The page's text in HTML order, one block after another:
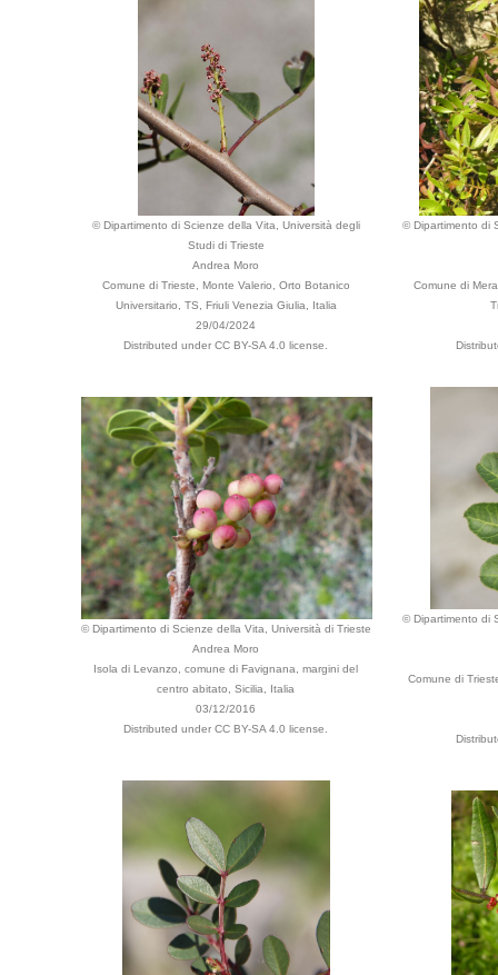
© Dipartimento di Scienze della Vita, Università degli
Studi di Trieste
Andrea Moro
Comune di Trieste, Monte Valerio, Orto Botanico
Universitario, TS, Friuli Venezia Giulia, Italia
29/04/2024
Distributed under CC BY-SA 4.0 license.
© Dipartimento di
Comune di
© Dipartimento di Scienze della Vita, Università di Trieste
Andrea Moro
Isola di Levanzo, comune di Favignana, margini del
centro abitato, Sicilia, Italia
03/12/2016
Distributed under CC BY-SA 4.0 license.
© Dipartimento di
Comune di